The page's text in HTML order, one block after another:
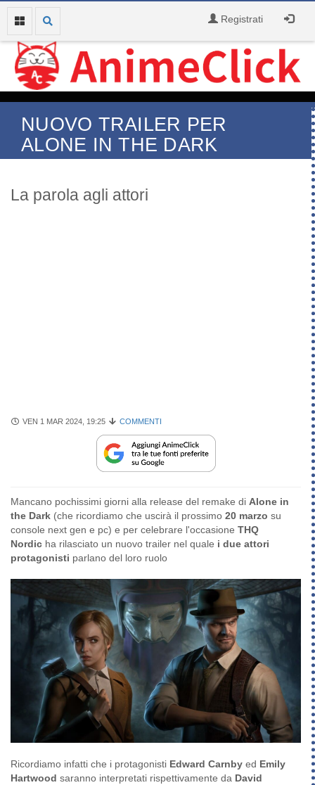
Registrati
NUOVO TRAILER PER
ALONE IN THE DARK
La parola agli attori
VEN 1 MAR 2024, 19:25 COMMENTI
Mancano pochissimi giorni alla release del remake di Alone in
the Dark (che ricordiamo che uscirà il prossimo 20 marzo su
console next gen e pc) e per celebrare l'occasione THQ
Nordic ha rilasciato un nuovo trailer nel quale i due attori
protagonisti parlano del loro ruolo
Ricordiamo infatti che i protagonisti Edward Carnby ed Emily
Hartwood saranno interpretati rispettivamente da David